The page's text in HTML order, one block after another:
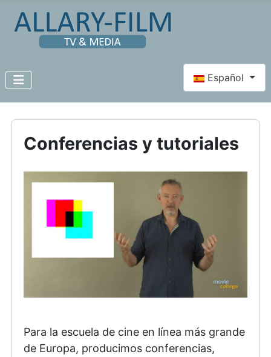
Seleccione su
Español
Conferencias y tutoriales
Para la escuela de cine en línea más grande
de Europa, producimos conferencias,